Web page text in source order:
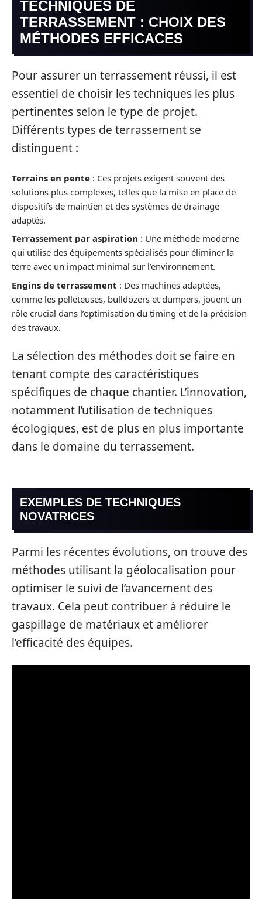
TECHNIQUES DE
TERRASSEMENT : CHOIX DES
MÉTHODES EFFICACES
Pour assurer un terrassement réussi, il est
essentiel de choisir les techniques les plus
pertinentes selon le type de projet.
Différents types de terrassement se
distinguent :
Terrains en pente : Ces projets exigent souvent des
solutions plus complexes, telles que la mise en place de
dispositifs de maintien et des systèmes de drainage
adaptés.
Terrassement par aspiration : Une méthode moderne
qui utilise des équipements spécialisés pour éliminer la
terre avec un impact minimal sur l’environnement.
Engins de terrassement : Des machines adaptées,
comme les pelleteuses, bulldozers et dumpers, jouent un
rôle crucial dans l’optimisation du timing et de la précision
des travaux.
La sélection des méthodes doit se faire en
tenant compte des caractéristiques
spécifiques de chaque chantier. L’innovation,
notamment l’utilisation de techniques
écologiques, est de plus en plus importante
dans le domaine du terrassement.
EXEMPLES DE TECHNIQUES
NOVATRICES
Parmi les récentes évolutions, on trouve des
méthodes utilisant la géolocalisation pour
optimiser le suivi de l’avancement des
travaux. Cela peut contribuer à réduire le
gaspillage de matériaux et améliorer
l’efficacité des équipes.